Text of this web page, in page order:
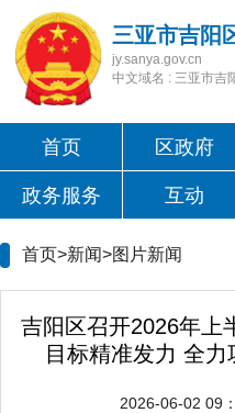
三亚市吉阳
jy.sanya.gov.cn
中文域名 : 三亚市吉
首页 区政府
政务服务 互动
首页>新闻>图片新闻
吉阳区召开2026年上
目标精准发力 全
2026-06-02 09